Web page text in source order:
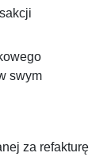
swym
za refakturę